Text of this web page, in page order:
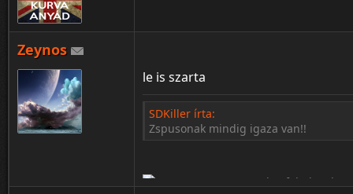
Zeynos
le is szarta
SDKiller írta:
Zspusonak mindig igaza van!!